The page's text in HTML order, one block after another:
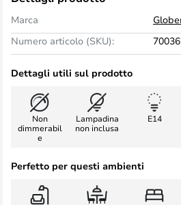
Marca
Numero articolo (SKU):
Dettagli utili sul prodotto
Non
dimmerabil
e
Lampadina
non inclusa
E14
Perfetto per questi ambienti